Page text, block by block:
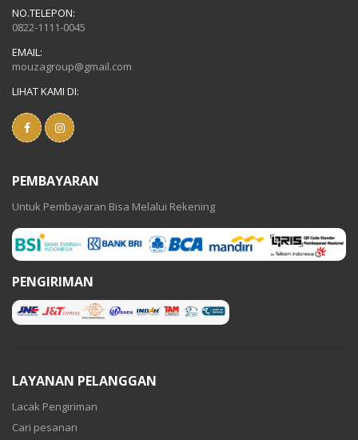
NO.TELEPON:
0822-1111-0045
EMAIL:
mouzagroup@gmail.com
LIHAT KAMI DI:
PEMBAYARAN
Untuk Pembayaran Bisa Melalui Rekening
PENGIRIMAN
LAYANAN PELANGGAN
Lacak Pengiriman
Cari pesanan